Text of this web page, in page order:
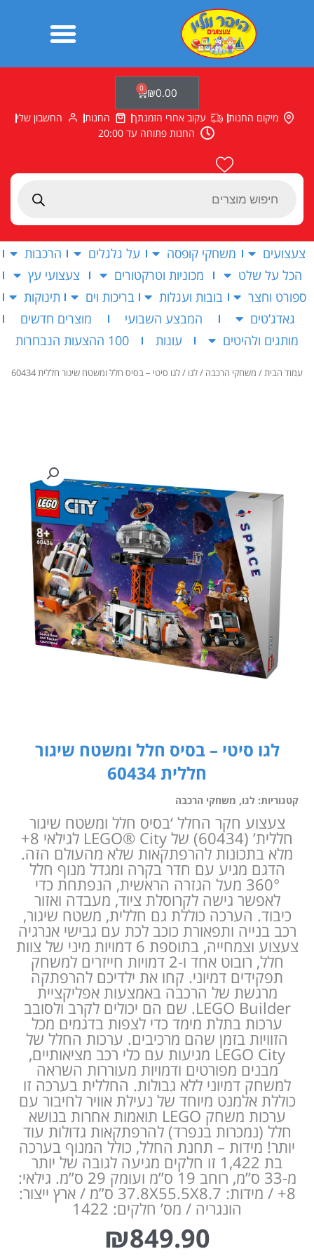
Products
₪0.00
0
עגלת
קניות
מיקום החנות עקוב אחרי הזמנתך החנות
החשבון שלי
החנות פתוחה עד 20:00
צעצועים משחקי קופסה על גלגלים
הרכבות
הכל על שלט
מכוניות וטרקטורים
צעצועי עץ
ספורט וחצר
בובות ועגלות בריכות וים
תינוקות
גאדג’טים
המבצע השבועי
מוצרים חדשים
מותגים ולהיטים
עונות 100 ההצעות הנבחרות
עמוד הבית/ משחקי הרכבה /לגו / לגו סיטי – בסיס חלל ומשטח שיגור חללית 60434
לגו סיטי – בסיס חלל ומשטח שיגור
חללית 60434
קטגוריות: לגו, משחקי הרכבה
צעצוע חקר החלל ‘בסיס חלל ומשטח שיגור
חללית’ (60434) של LEGO® City לגילאי 8+
מלא בתכונות להרפתקאות שלא מהעולם הזה.
הדגם מגיע עם חדר בקרה ומגדל מנוף חלל
360° מעל הגזרה הראשית, הנפתחת כדי
לאפשר גישה לקרוסלת ציוד, מעבדה ואזור
כיבוד. הערכה כוללת גם חללית, משטח שיגור,
רכב בנייה ותפאורת כוכב לכת עם גבישי אנרגיה
צעצוע וצמחייה, בתוספת 6 דמויות מיני של צוות
חלל, רובוט אחד ו-2 דמויות חייזרים למשחק
תפקידים דמיוני. קחו את ילדיכם להרפתקה
מרגשת של הרכבה באמצעות אפליקציית
LEGO Builder. שם הם יכולים לקרב ולסובב
ערכות בתלת מימד כדי לצפות בדגמים מכל
הזוויות בזמן שהם מרכיבים. ערכות החלל של
LEGO City מגיעות עם כלי רכב מציאותיים,
מבנים מפורטים ודמויות מעוררות השראה
למשחק דמיוני ללא גבולות. החללית בערכה זו
כוללת אלמנט מיוחד של נעילת אוויר לחיבור עם
ערכות משחק LEGO תואמות אחרות בנושא
חלל (נמכרות בנפרד) להרפתקאות גדולות עוד
יותר! מידות – תחנת החלל, כולל המנוף בערכה
בת 1,422 זו חלקים מגיעה לגובה של יותר
מ-33 ס”מ, רוחב 19 ס”מ ועומק 29 ס”מ. גילאי:
8+ / מידות: 37.8X55.5X8.7 ס”מ / ארץ ייצור:
הונגריה / מס’ חלקים: 1422
₪849.90